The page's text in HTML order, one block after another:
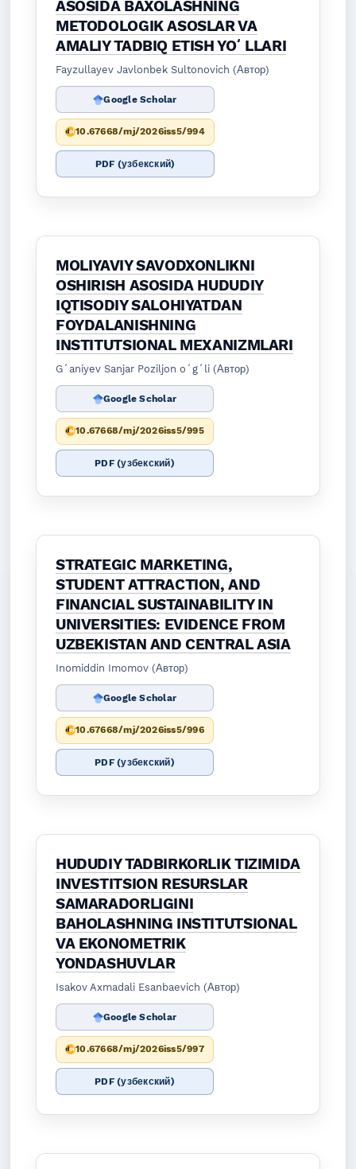
ASOSIDA BAXOLASHNING
METODOLOGIK ASOSLAR VA
AMALIY TADBIQ ETISH YOʻLLARI
Fayzullayev Javlonbek Sultonovich (Автор)
Google Scholar
10.67668/mj/2026iss5/994
PDF (узбекский)
MOLIYAVIY SAVODXONLIKNI
OSHIRISH ASOSIDA HUDUDIY
IQTISODIY SALOHIYATDAN
FOYDALANISHNING
INSTITUTSIONAL MEXANIZMLARI
Gʻaniyev Sanjar Poziljon oʻgʻli (Автор)
Google Scholar
10.67668/mj/2026iss5/995
PDF (узбекский)
STRATEGIC MARKETING,
STUDENT ATTRACTION, AND
FINANCIAL SUSTAINABILITY IN
UNIVERSITIES: EVIDENCE FROM
UZBEKISTAN AND CENTRAL ASIA
Inomiddin Imomov (Автор)
Google Scholar
10.67668/mj/2026iss5/996
PDF (узбекский)
HUDUDIY TADBIRKORLIK TIZIMIDA
INVESTITSION RESURSLAR
SAMARADORLIGINI
BAHOLASHNING INSTITUTSIONAL
VA EKONOMETRIK
YONDASHUVLAR
Isakov Axmadali Esanbaevich (Автор)
Google Scholar
10.67668/mj/2026iss5/997
PDF (узбекский)